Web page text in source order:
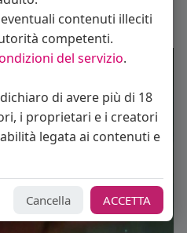
contenuti illeciti
competenti.
del servizio.
di avere più di 18
i proprietari e i creatori
legata ai contenuti e
Cancella ACCETTA